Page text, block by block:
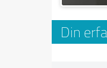
Din